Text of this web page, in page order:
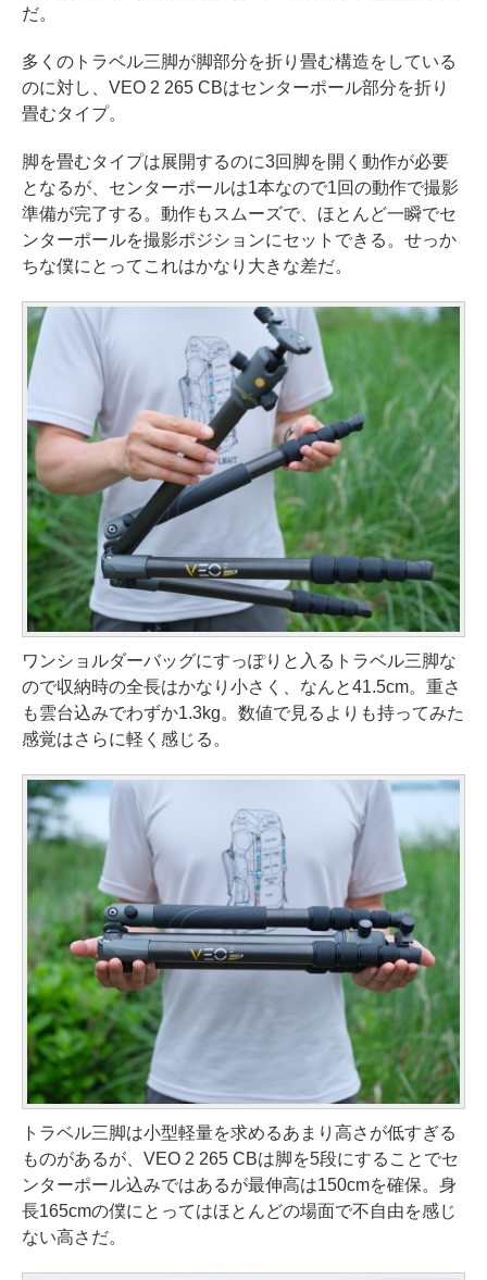
だ。
多くのトラベル三脚が脚部分を折り畳む構造をしている
のに対し、VEO 2 265 CBはセンターポール部分を折り
畳むタイプ。
脚を畳むタイプは展開するのに3回脚を開く動作が必要
となるが、センターポールは1本なので1回の動作で撮影
準備が完了する。動作もスムーズで、ほとんど一瞬でセ
ンターポールを撮影ポジションにセットできる。せっか
ちな僕にとってこれはかなり大きな差だ。
ワンショルダーバッグにすっぽりと入るトラベル三脚な
ので収納時の全長はかなり小さく、なんと41.5cm。重さ
も雲台込みでわずか1.3kg。数値で見るよりも持ってみた
感覚はさらに軽く感じる。
トラベル三脚は小型軽量を求めるあまり高さが低すぎる
ものがあるが、VEO 2 265 CBは脚を5段にすることでセ
ンターポール込みではあるが最伸高は150cmを確保。身
長165cmの僕にとってはほとんどの場面で不自由を感じ
ない高さだ。